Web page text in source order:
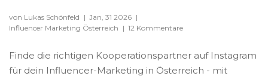
von Lukas Schönfeld | Jan, 31 2026 |
Influencer Marketing Österreich | 12 Kommentare
Finde die richtigen Kooperationspartner auf Instagram
für dein Influencer-Marketing in Österreich - mit